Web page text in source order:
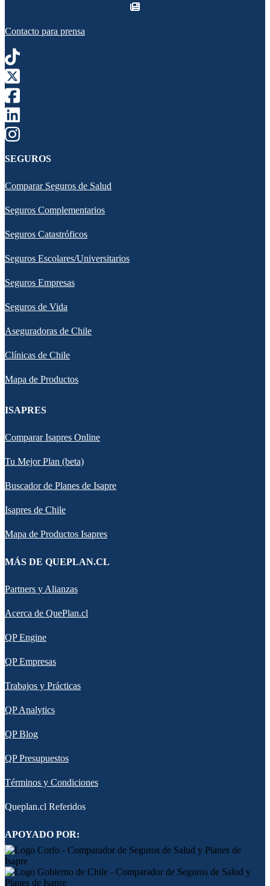
Contacto para prensa
SEGUROS
Comparar Seguros de Salud
Seguros Complementarios
Seguros Catastróficos
Seguros Escolares/Universitarios
Seguros Empresas
Seguros de Vida
Aseguradoras de Chile
Clínicas de Chile
Mapa de Productos
ISAPRES
Comparar Isapres Online
Tu Mejor Plan (beta)
Buscador de Planes de Isapre
Isapres de Chile
Mapa de Productos Isapres
MÁS DE QUEPLAN.CL
Partners y Alianzas
Acerca de QuePlan.cl
QP Engine
QP Empresas
Trabajos y Prácticas
QP Analytics
QP Blog
QP Presupuestos
Términos y Condiciones
Queplan.cl Referidos
APOYADO POR: